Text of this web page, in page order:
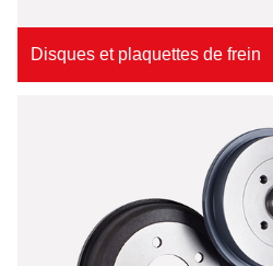
Disques et plaquettes de frein